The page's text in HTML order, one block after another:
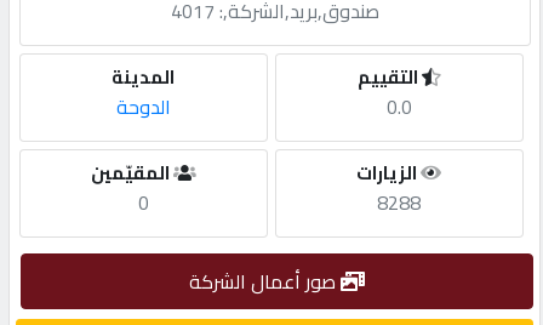
مطلوب
طلب
الاحصائيات
صندوق,بريد,الشركة,: 4017
المدينة
الدوحة
التقييم
0.0
المقيّمين
0
الزيارات
8288
صور أعمال الشركة